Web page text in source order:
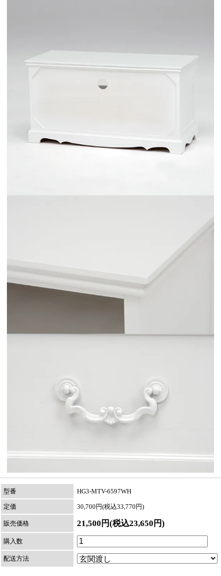
型番 HG3-MTV-6597WH
定価 30,700円(税込33,770円)
販売価格 21,500円(税込23,650円)
購入数
配送方法